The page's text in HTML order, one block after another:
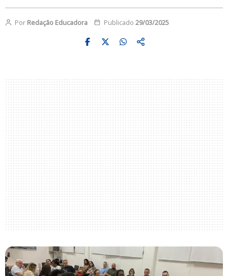
Por Redação Educadora Publicado 29/03/2025